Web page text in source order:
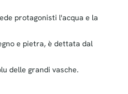
protagonisti l'acqua e la
e pietra, è dettata dal
delle grandi vasche.